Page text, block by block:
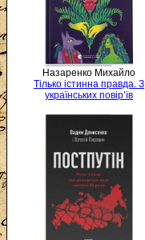
Назаренко Михайло
Тілько істинна правда. З
українських повір’їв